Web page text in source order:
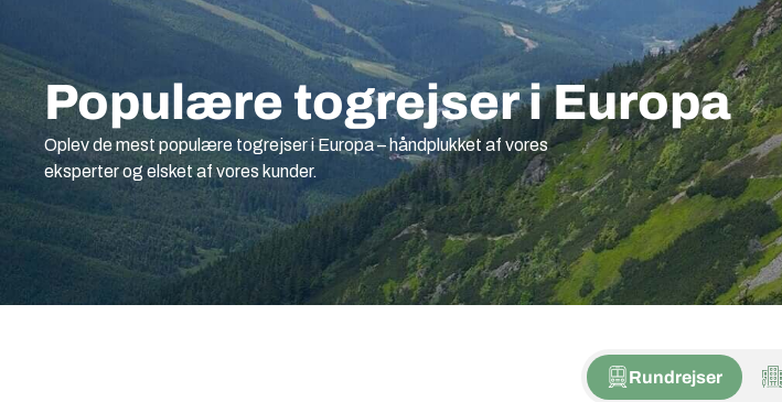
Populære togrejser i Europa
Oplev de mest populære togrejser i Europa – håndplukket af vores
eksperter og elsket af vores kunder.
Rundrejser